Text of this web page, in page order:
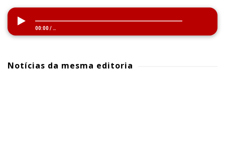
00:00/…
Notícias da mesma editoria